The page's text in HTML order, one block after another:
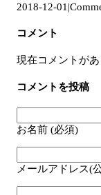
2018-12-01 |
コメント
現在コメントが
コメントを投稿
お名前 (必須)
メールアドレス(